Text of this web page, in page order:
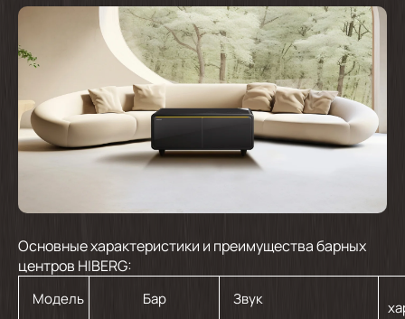
Основные характеристики и преимущества барных
центров HIBERG:
Модель Бар Звук